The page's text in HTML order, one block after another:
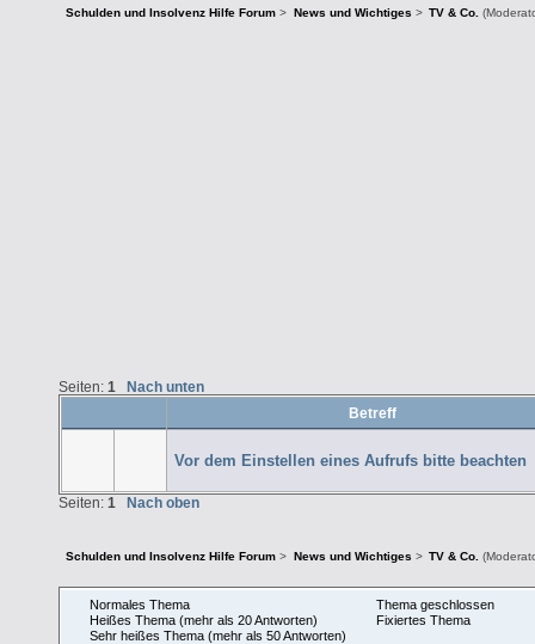
Schulden und Insolvenz Hilfe Forum > News und Wichtiges > TV & Co.
Seiten: 1
Nach unten
Betreff
Vor dem Einstellen eines Aufrufs bitte beachten
Seiten: 1 Nach oben
Schulden und Insolvenz Hilfe Forum > News und Wichtiges > TV & Co.
Normales Thema
Heißes Thema (mehr als 20 Antworten)
Sehr heißes Thema (mehr als 50 Antworten)
Thema geschlossen
Fixiertes Thema